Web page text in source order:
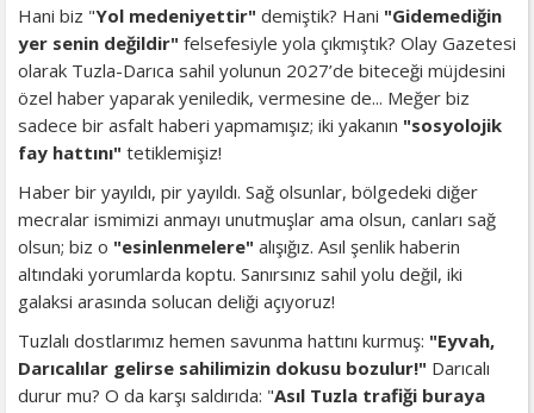
Hani biz "Yol medeniyettir" demiştik? Hani "Gidemediğin
yer senin değildir" felsefesiyle yola çıkmıştık? Olay Gazetesi
olarak Tuzla-Darıca sahil yolunun 2027’de biteceği müjdesini
özel haber yaparak yeniledik, vermesine de... Meğer biz
sadece bir asfalt haberi yapmamışız; iki yakanın "sosyolojik
fay hattını" tetiklemişiz!
Haber bir yayıldı, pir yayıldı. Sağ olsunlar, bölgedeki diğer
mecralar ismimizi anmayı unutmuşlar ama olsun, canları sağ
olsun; biz o "esinlenmelere" alışığız. Asıl şenlik haberin
altındaki yorumlarda koptu. Sanırsınız sahil yolu değil, iki
galaksi arasında solucan deliği açıyoruz!
Tuzlalı dostlarımız hemen savunma hattını kurmuş: "Eyvah,
Darıcalılar gelirse sahilimizin dokusu bozulur!" Darıcalı
durur mu? O da karşı saldırıda: "Asıl Tuzla trafiği buraya